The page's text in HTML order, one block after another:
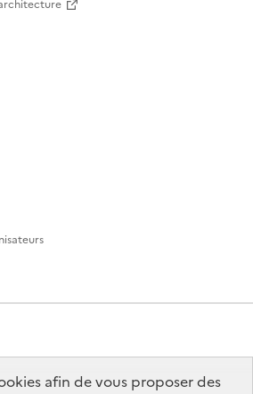
afin de vous proposer des